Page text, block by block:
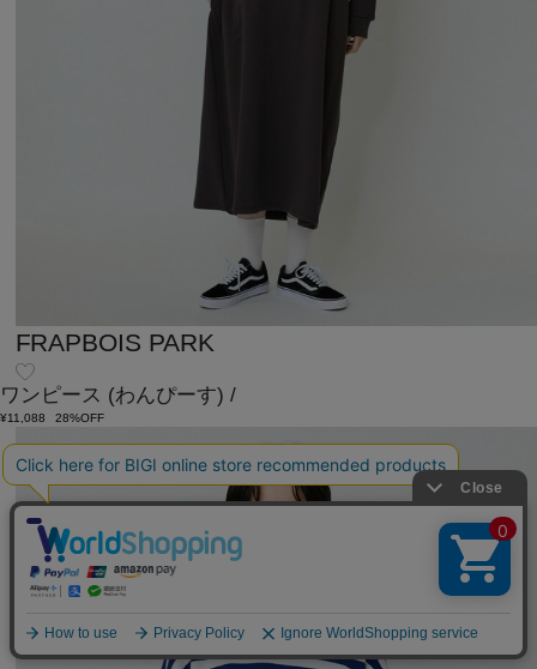
FRAPBOIS PARK
ワンピース (わんぴーす) /
¥11,088 28%OFF